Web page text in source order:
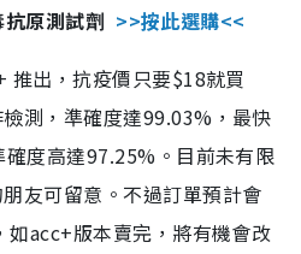
原測試劑 >>按此選購<<
推出，抗疫價只要$18就買
測，準確度達99.03%，最快
度高達97.25%。目前未有限
友可留意。不過訂單預計會
acc+版本賣完，將有機會改